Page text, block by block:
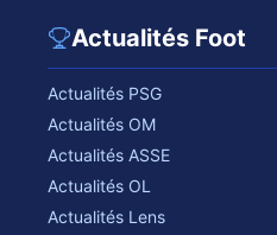
Actualités Foot
Actualités PSG
Actualités OM
Actualités ASSE
Actualités OL
Actualités Lens